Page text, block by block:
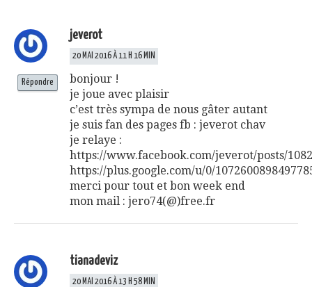
jeverot
20 MAI 2016 À 11 H 16 MIN
bonjour !
je joue avec plaisir
c’est très sympa de nous gâter autant
je suis fan des pages fb : jeverot chav
je relaye :
https://www.facebook.com/jeverot/posts/
https://plus.google.com/u/0/
merci pour tout et bon week end
mon mail : jero74(@)free.fr
Répondre
tianadeviz
20 MAI 2016 À 13 H 58 MIN